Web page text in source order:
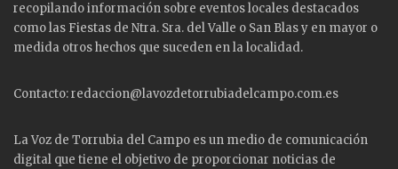
recopilando información sobre eventos locales destacados
como las Fiestas de Ntra. Sra. del Valle o San Blas y en mayor o
medida otros hechos que suceden en la localidad.
Contacto: redaccion@lavozdetorrubiadelcampo.com.es
La Voz de Torrubia del Campo es un medio de comunicación
digital que tiene el objetivo de proporcionar noticias de